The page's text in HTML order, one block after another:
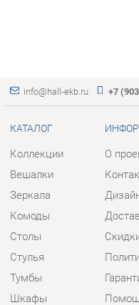
КАТАЛОГ
Зеркала
Комоды
Столы
Стулья
Тумбы
Шкафы
Комплектующие
Дизайн
Скидки